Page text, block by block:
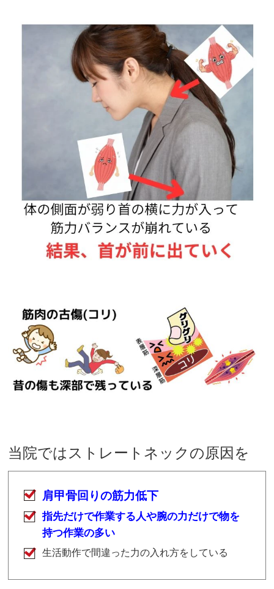
当院ではストレートネックの原因を
肩甲骨回りの筋力低下
指先だけで作業する人や腕の力だけで物を
持つ作業の多い
生活動作で間違った力の入れ方をしている